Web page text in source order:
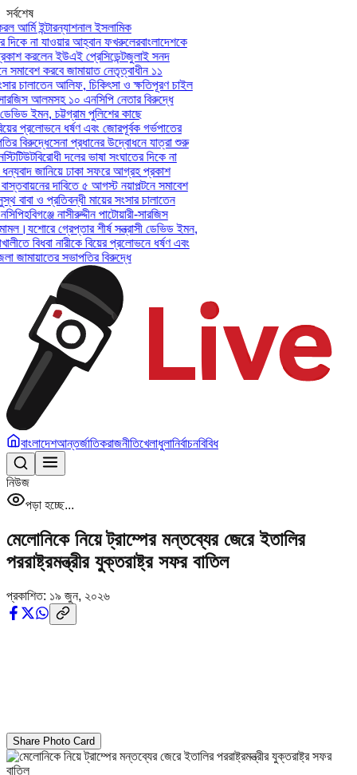
সর্বশেষ
ইন্টারন্যাশনাল ইসলামিক
না যাওয়ার আহ্বান ফখরুলেরবাংলাদেশকে
করলেন ইউএই প্রেসিডেন্টজুলাই সনদ
করবে জামায়াত নেতৃত্বাধীন ১১
চালাতেন আলিফ, চিকিৎসা ও ক্ষতিপূরণ চাইল
আলমসহ ১০ এনসিপি নেতার বিরুদ্ধে
ইমন, চট্টগ্রাম পুলিশের কাছে
প্রলোভনে ধর্ষণ এবং জোরপূর্বক গর্ভপাতের
বিরুদ্ধেসেনা প্রধানের উদ্বোধনে যাত্রা শুরু
বিরোধী দলের ভাষা সংঘাতের দিকে না
জানিয়ে ঢাকা সফরে আগ্রহ প্রকাশ
দাবিতে ৫ আগস্ট নয়াপল্টনে সমাবেশ
ও প্রতিবন্ধী মায়ের সংসার চালাতেন
হবিগঞ্জে নাসীরুদ্দীন পাটোয়ারী-সারজিস
যশোরে গ্রেপ্তার শীর্ষ সন্ত্রাসী ডেভিড ইমন,
বিধবা নারীকে বিয়ের প্রলোভনে ধর্ষণ এবং
সভাপতির বিরুদ্ধে
বাংলাদেশআন্তর্জাতিকরাজনীতিখেলাধুলানির্বাচনবিবিধ
নিউজ
পড়া হচ্ছে...
মেলোনিকে নিয়ে ট্রাম্পের মন্তব্যের জেরে ইতালির
পররাষ্ট্রমন্ত্রীর যুক্তরাষ্ট্র সফর বাতিল
প্রকাশিত: ১৯ জুন, ২০২৬
Share Photo Card